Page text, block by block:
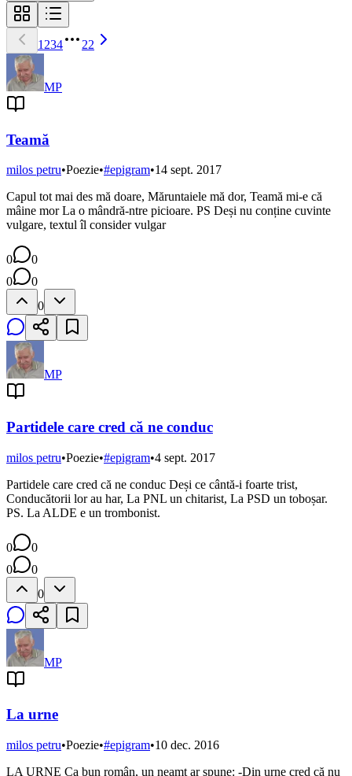
1 234 22
MP
Teamă
milos petru•Poezie•#epigram•14 sept. 2017
Capul tot mai des mă doare, Măruntaiele mă dor, Teamă mi-e că
mâine mor La o mândră-ntre picioare. PS Deși nu conține cuvinte
vulgare, textul îl consider vulgar
0
0
0
0
0
MP
Partidele care cred că ne conduc
milos petru•Poezie•#epigram•4 sept. 2017
Partidele care cred că ne conduc Deși ce cântă-i foarte trist,
Conducătorii lor au har, La PNL un chitarist, La PSD un toboșar.
PS. La ALDE e un trombonist.
0
0
0
0
0
MP
La urne
milos petru•Poezie•#epigram•10 dec. 2016
LA URNE Ca bun român, un neamț ar spune: -Din urne cred că nu